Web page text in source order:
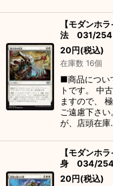
【モダンホ
法 031/254
20円(税込)
在庫数 16個
■商品につい
トです。 中
ますので、
ご遠慮下さ
が、店頭在
【モダンホ
身 034/254
20円(税込)